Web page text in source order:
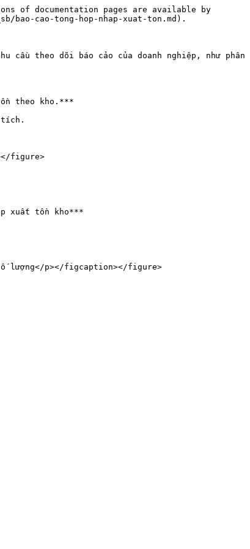
of documentation pages are available by
bao-cao-tong-hop-nhap-xuat-ton.md).
cầu theo dõi báo cảo của doanh nghiệp, như phân
theo kho.***
tích.
figure>
xuất tồn kho***
lượng</p></figcaption></figure>